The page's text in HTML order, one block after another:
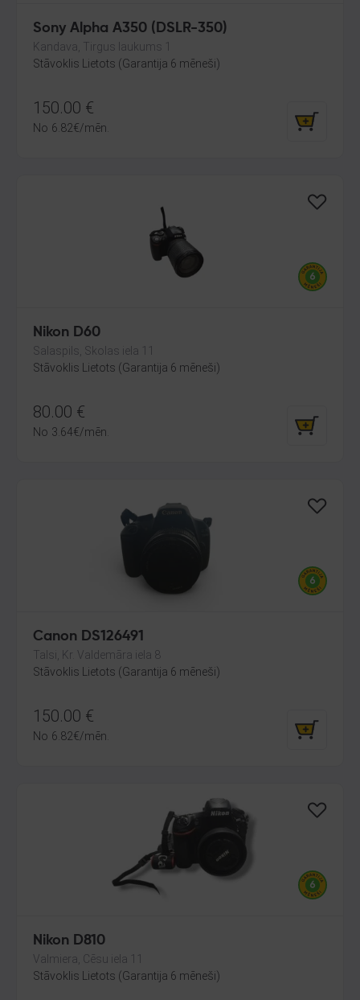
Sony Alpha A350 (DSLR-350)
Kandava, Tirgus laukums 1
Stāvoklis Lietots (Garantija 6 mēneši)
150.00 €
No 6.82€/mēn.
Nikon D60
Salaspils, Skolas iela 11
Stāvoklis Lietots (Garantija 6 mēneši)
80.00 €
No 3.64€/mēn.
Canon DS126491
Talsi, Kr. Valdemāra iela 8
Stāvoklis Lietots (Garantija 6 mēneši)
150.00 €
No 6.82€/mēn.
Nikon D810
Valmiera, Cēsu iela 11
Stāvoklis Lietots (Garantija 6 mēneši)